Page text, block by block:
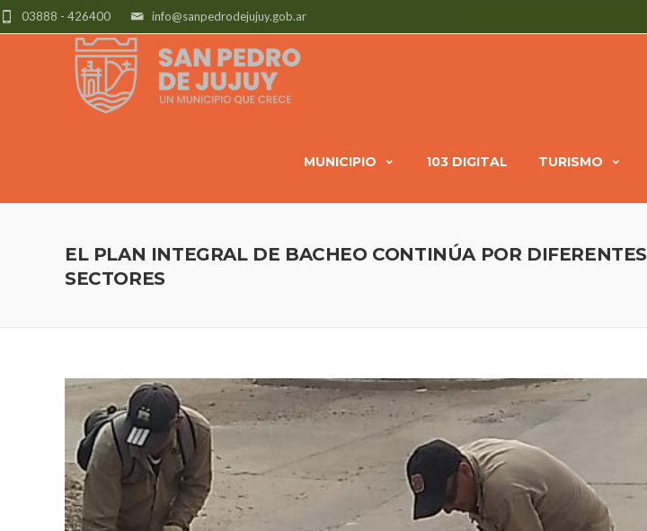
info@sanpedrodejujuy.gob.ar
03888 - 426400
MUNICIPIO 103 DIGITAL TURISMO
EL PLAN INTEGRAL DE BACHEO CONTINÚA POR DIFERENTES
SECTORES